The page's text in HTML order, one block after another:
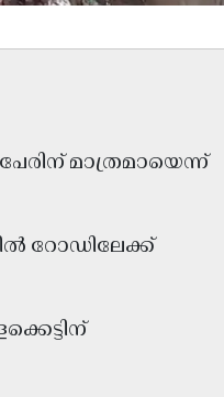
മാത്രമായെന്ന്
റോഡിലേക്ക്